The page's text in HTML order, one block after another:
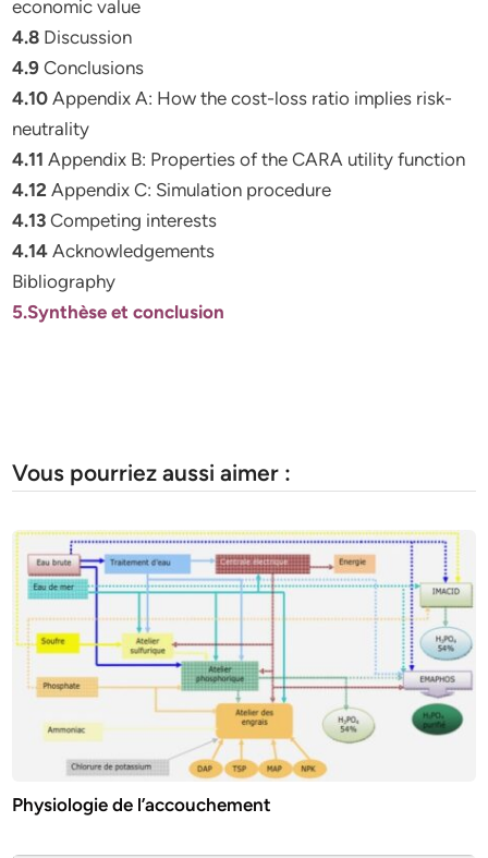
economic value
4.8 Discussion
4.9 Conclusions
4.10 Appendix A: How the cost-loss ratio implies risk-
neutrality
4.11 Appendix B: Properties of the CARA utility function
4.12 Appendix C: Simulation procedure
4.13 Competing interests
4.14 Acknowledgements
Bibliography
5.Synthèse et conclusion
Vous pourriez aussi aimer :
Physiologie de l’accouchement